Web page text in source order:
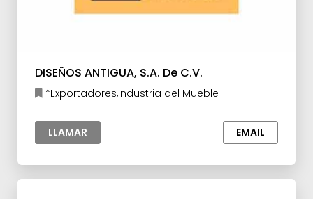
DISEÑOS ANTIGUA, S.A. De C.V.
*Exportadores,Industria del Mueble
LLAMAR EMAIL